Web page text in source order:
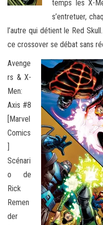
temps les X-
s’entretuer,
l’autre qui détient le Red
ce crossover se débat sans
Avenge
rs & X-
Men:
Axis #8
[Marvel
Comics
]
Scénari
o de
Rick
Remen
der